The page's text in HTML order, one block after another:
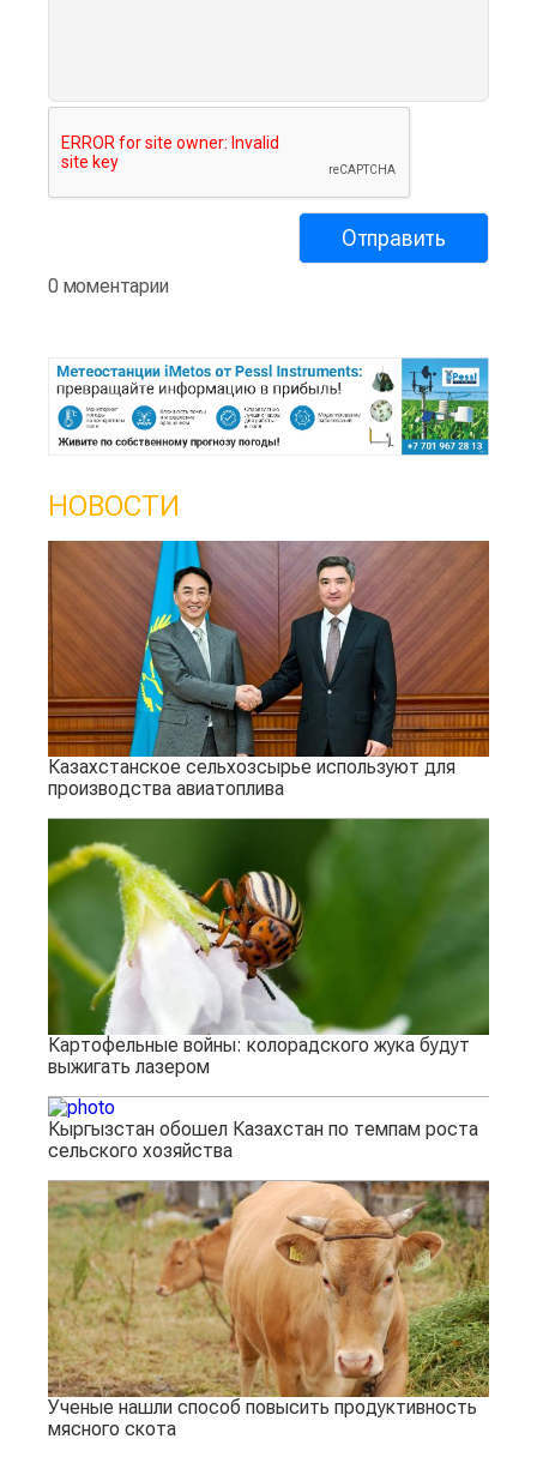
0 моментарии
НОВОСТИ
Казахстанское сельхозсырье используют для
производства авиатоплива
Картофельные войны: колорадского жука будут
выжигать лазером
Кыргызстан обошел Казахстан по темпам роста
сельского хозяйства
Ученые нашли способ повысить продуктивность
мясного скота